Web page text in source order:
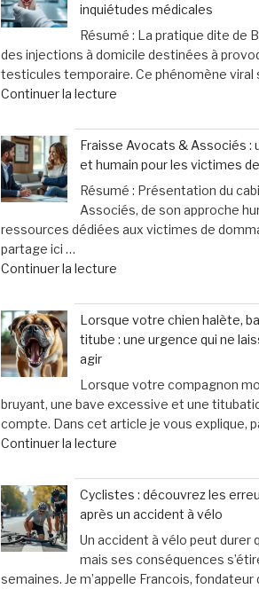
inquiétudes médicales
Résumé : La pratique dite de
des injections à domicile destinées à
testicules temporaire. Ce phénomène viral
Continuer la lecturede
:
cette
pratique
controversée
d’injection
pour
la
des
testicules
suscite
inquiétudes
médicales »
Fraisse Avocats & Associés :
et humain pour les victimes
Résumé : Présentation du
Associés, de son approche
ressources dédiées aux victimes de
partage ici …
Continuer la lecturede
Avocats
&
Associés
un
soutien
personnalisé
et
pour
les
victimes
de
dommages
corporels »
Lorsque votre chien halète,
titube : une urgence qui ne
agir
Lorsque votre compagnon
bruyant, une bave excessive et une
compte. Dans cet article je vous explique,
Continuer la lecturede
votre
chien
halète,
bave
excessivement
et
Cyclistes : découvrez les
après un accident à vélo
Un accident à vélo peut durer
mais ses conséquences
semaines. Je m’appelle Francois, fondateur